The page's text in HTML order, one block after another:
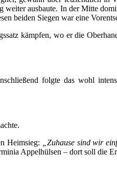
ausbaute. In der Mitte
beiden Siegen war eine
kämpfen, wo er die
folgte das wohl
Heimsieg:
„Zuhause sind wir
Appelhülsen – dort soll die